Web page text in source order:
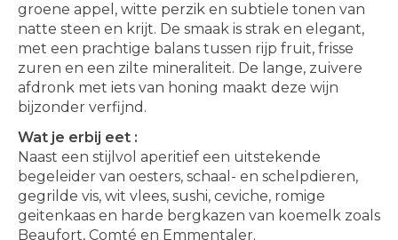
groene appel, witte perzik en subtiele tonen van
natte steen en krijt. De smaak is strak en elegant,
met een prachtige balans tussen rijp fruit, frisse
zuren en een zilte mineraliteit. De lange, zuivere
afdronk met iets van honing maakt deze wijn
bijzonder verfijnd.
Wat je erbij eet :
Naast een stijlvol aperitief een uitstekende
begeleider van oesters, schaal- en schelpdieren,
gegrilde vis, wit vlees, sushi, ceviche, romige
geitenkaas en harde bergkazen van koemelk zoals
Beaufort, Comté en Emmentaler.